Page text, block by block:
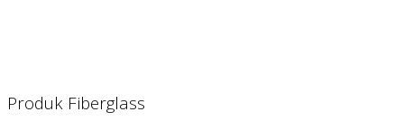
Produk Fiberglass